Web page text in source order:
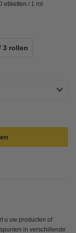
etiketten / 1 rol
3 rollen
u uw producten of
in verschillende